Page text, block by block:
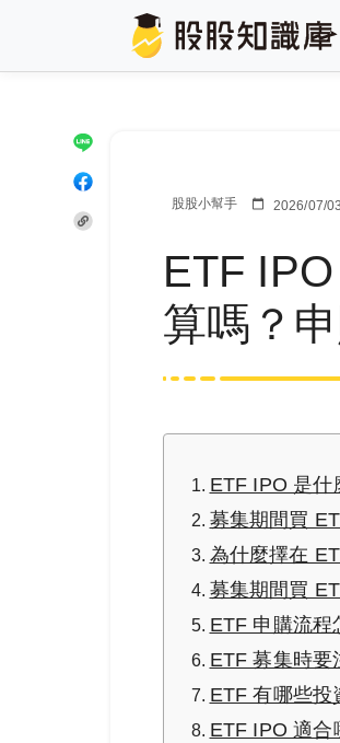
股股小幫手 2026/07/03
ETF
算嗎？
ETF IPO 是什
募集期間買
為什麼擇在
募集期間買
ETF 申購流程
ETF 募集時要
ETF 有哪些投
ETF IPO 適合